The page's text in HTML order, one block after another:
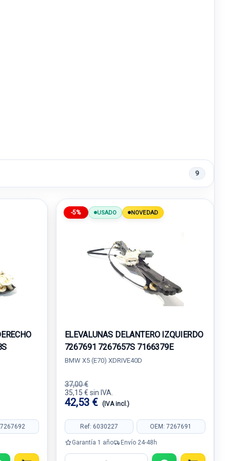
9
-5% USADO NOVEDAD
ELEVALUNAS DELANTERO IZQUIERDO
7267691 7267657S 7166379E
BMW X5 (E70) XDRIVE40D
37,00 €
35,15 € sin IVA.
42,53 € (IVA incl.)
Ref: 6030227 OEM: 7267691
Garantía 1 año Envío 24-48h